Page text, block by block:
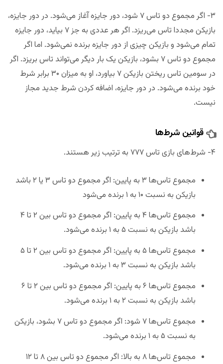
۳- اگر مجموع دو تاس ۷ شود، دور جایزه آغاز می‌شود. در دور جایزه،
بازیکن مجددا تاس می‌ریزد. اگر هر عددی به جز ۷ بیاید، دور جایزه
تمام می‌شود و بازیکن چیزی از دور جایزه برنده نمی‌شود. اما اگر
مجموع دو تاس ۷ بشود، بازیکن یک بار دیگر می‌تواند تاس بریزد. اگر
در سومین تاس ریختن بازیکن ۷ بیاورد، او به میزان ۳۰ برابر شرط
خود برنده می‌شود. در دور جایزه، اضافه کردن شرط جدید مجاز
نیست.
قوانین شرط‌ها
۴- شرط‌های بازی تاس ۷۷۷ به ترتیب زیر هستند.
مجموع تاس‌ها ۳ به پایین: اگر مجموع دو تاس ۳ یا ۲ باشد
بازیکن به نسبت ۱۰ به ۱ برنده می‌شود
مجموع تاس‌ها ۴ به پایین: اگر مجموع دو تاس بین ۲ تا ۴
باشد بازیکن به نسبت ۵ به ۱ برنده می‌شود.
مجموع تاس‌ها ۵ به پایین: اگر مجموع دو تاس بین ۲ تا ۵
باشد بازیکن به نسبت ۳ به ۱ برنده می‌شود.
مجموع تاس‌ها ۶ به پایین: اگر مجموع دو تاس بین ۲ تا ۶
باشد بازیکن به نسبت ۲ به ۱ برنده می‌شود.
مجموع تاس‌ها ۷ شود: اگر مجموع دو تاس ۷ بشود، بازیکن
به نسبت ۵ به ۱ برنده می‌شود.
مجموع تاس‌ها ۸ به بالا: اگر مجموع دو تاس بین ۸ تا ۱۲